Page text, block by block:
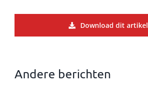
Download dit artikel
Andere berichten